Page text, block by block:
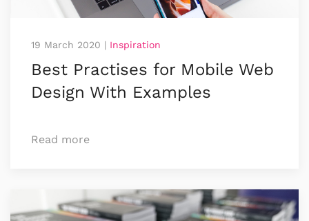
19 March 2020 | Inspiration
Best Practises for Mobile Web
Design With Examples
Read more